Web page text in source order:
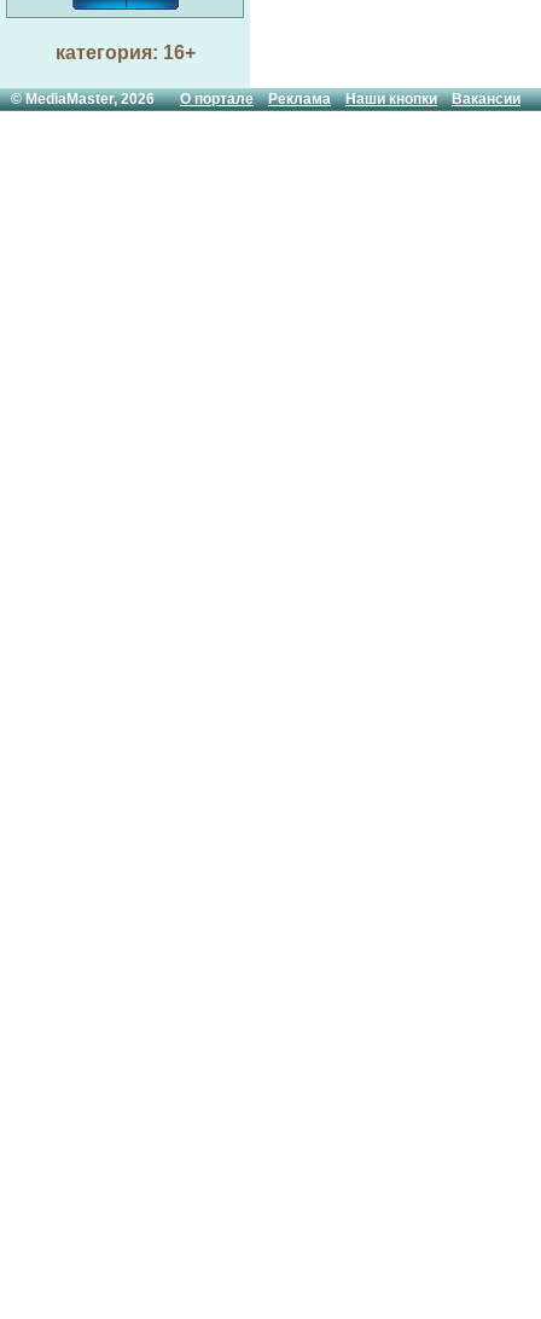
категория: 16+
© MediaMaster, 2026О портале Реклама Наши кнопки Вакансии